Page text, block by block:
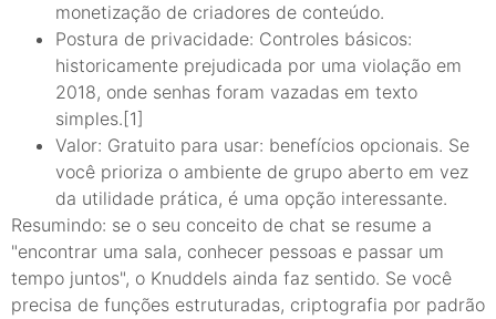
monetização de criadores de conteúdo.
Postura de privacidade: Controles básicos:
historicamente prejudicada por uma violação em
2018, onde senhas foram vazadas em texto
simples.[1]
Valor: Gratuito para usar: benefícios opcionais. Se
você prioriza o ambiente de grupo aberto em vez
da utilidade prática, é uma opção interessante.
Resumindo: se o seu conceito de chat se resume a
"encontrar uma sala, conhecer pessoas e passar um
tempo juntos", o Knuddels ainda faz sentido. Se você
precisa de funções estruturadas, criptografia por padrão